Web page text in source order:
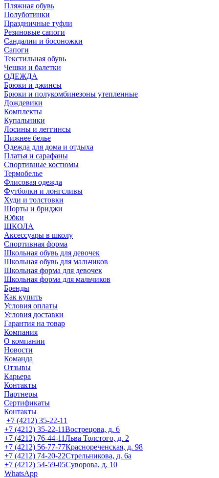
Пляжная обувь
Полуботинки
Праздничные туфли
Резиновые сапоги
Сандалии и босоножки
Сапоги
Текстильная обувь
Чешки и балетки
ОДЕЖДА
Брюки и джинсы
Брюки и полукомбинезоны утепленные
Дождевики
Комплекты
Купальники
Лосины и леггинсы
Нижнее белье
Одежда для дома и отдыха
Платья и сарафаны
Спортивные костюмы
Термобелье
Флисовая одежда
Футболки и лонгсливы
Худи и толстовки
Шорты и бриджи
Юбки
ШКОЛА
Аксессуары в школу
Спортивная форма
Школьная обувь для девочек
Школьная обувь для мальчиков
Школьная форма для девочек
Школьная форма для мальчиков
Бренды
Как купить
Условия оплаты
Условия доставки
Гарантия на товар
Компания
О компании
Новости
Команда
Отзывы
Карьера
Контакты
Партнеры
Сертификаты
Контакты
+7 (4212) 35-22-11
+7 (4212) 35-22-11Вострецова, д. 6
+7 (4212) 76-44-11Льва Толстого, д. 2
+7 (4212) 56-77-77Краснореченская, д. 98
+7 (4212) 74-20-22Стрельникова, д. 6а
+7 (4212) 54-59-05Суворова, д. 10
WhatsApp